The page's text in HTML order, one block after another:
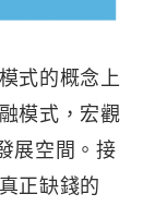
式的概念上
模式，宏觀
展空間。接
正缺錢的